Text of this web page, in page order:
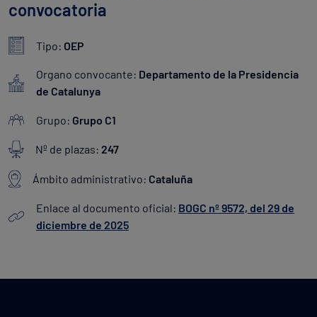
convocatoria
Tipo: OEP
Organo convocante: Departamento de la Presidencia
de Catalunya
Grupo: Grupo C1
Nº de plazas: 247
Ámbito administrativo: Cataluña
Enlace al documento oficial: BOGC nº 9572, del 29 de
diciembre de 2025